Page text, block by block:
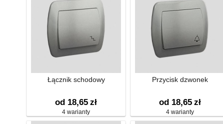
Łącznik schodowy
od 18,65 zł
4 warianty
Przycisk dzwonek
od 18,65 zł
4 warianty